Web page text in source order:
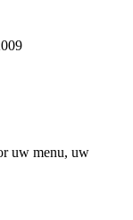
uw menu, uw